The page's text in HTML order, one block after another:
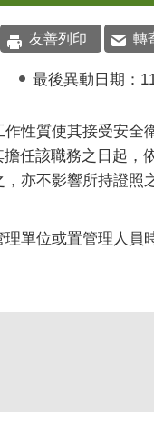
友善列印 轉
最後異動日期：
性質使其接受安全
任該職務之日起，
亦不影響所持證照
單位或置管理人員